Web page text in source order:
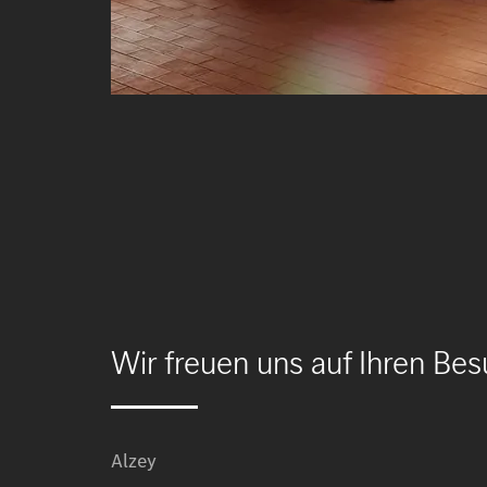
Wir freuen uns auf Ihren
Alzey